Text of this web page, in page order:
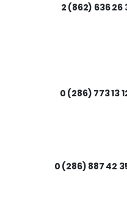
2 (862) 636 26
0 (286) 773 13
0 (286) 887 42